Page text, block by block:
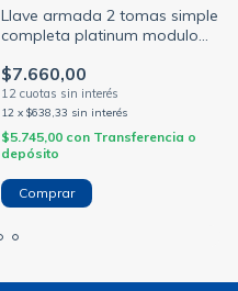
Llave armada 2 tomas simple
completa platinum modulo
jeluz (JELUZ)
$7.660,00
12 x $638,33 sin interés
$5.745,00 con Transferencia o
depósito